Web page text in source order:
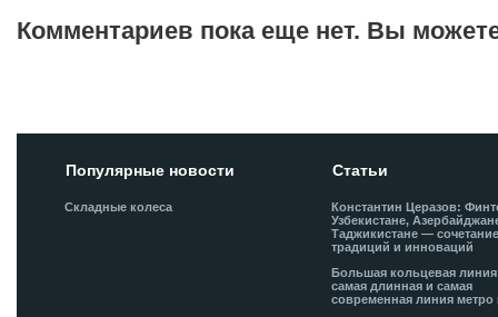
Комментариев пока еще нет. Вы
Популярные новости
Складные колеса
Статьи
Константин Церазов:
Узбекистане,
Таджикистане —
традиций и инноваций
Большая кольцевая
самая длинная и самая
современная линия метро